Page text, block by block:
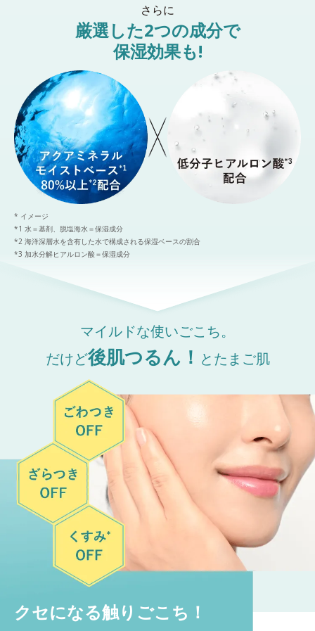
さらに
厳選した2つの成分で
保湿効果も!
* イメージ
*1 水＝基剤、脱塩海水＝保湿成分
*2 海洋深層水を含有した水で構成される保湿ベースの割合
*3 加水分解ヒアルロン酸＝保湿成分
マイルドな使いごこち。
だけど後肌つるん！ とたまご肌
クセになる触りごこち！